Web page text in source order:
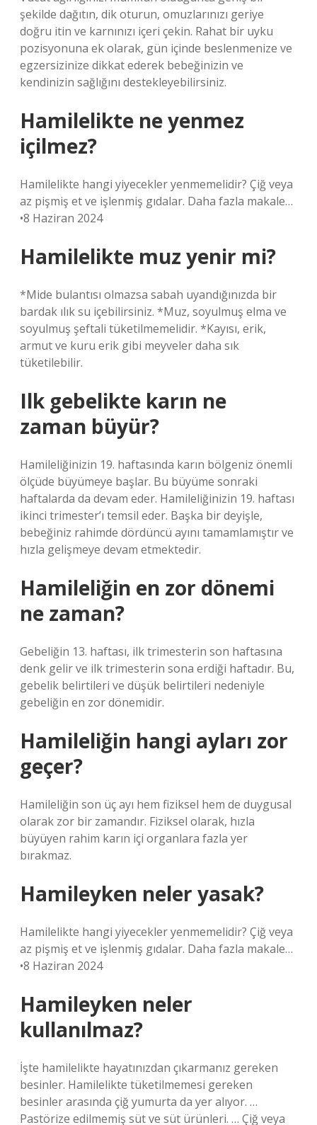
şekilde dağıtın, dik oturun, omuzlarınızı geriye
doğru itin ve karnınızı içeri çekin. Rahat bir uyku
pozisyonuna ek olarak, gün içinde beslenmenize ve
egzersizinize dikkat ederek bebeğinizin ve
kendinizin sağlığını destekleyebilirsiniz.
Hamilelikte ne yenmez
içilmez?
Hamilelikte hangi yiyecekler yenmemelidir? Çiğ veya
az pişmiş et ve işlenmiş gıdalar. Daha fazla makale…
•8 Haziran 2024
Hamilelikte muz yenir mi?
*Mide bulantısı olmazsa sabah uyandığınızda bir
bardak ılık su içebilirsiniz. *Muz, soyulmuş elma ve
soyulmuş şeftali tüketilmemelidir. *Kayısı, erik,
armut ve kuru erik gibi meyveler daha sık
tüketilebilir.
Ilk gebelikte karın ne
zaman büyür?
Hamileliğinizin 19. haftasında karın bölgeniz önemli
ölçüde büyümeye başlar. Bu büyüme sonraki
haftalarda da devam eder. Hamileliğinizin 19. haftası
ikinci trimester’ı temsil eder. Başka bir deyişle,
bebeğiniz rahimde dördüncü ayını tamamlamıştır ve
hızla gelişmeye devam etmektedir.
Hamileliğin en zor dönemi
ne zaman?
Gebeliğin 13. haftası, ilk trimesterin son haftasına
denk gelir ve ilk trimesterin sona erdiği haftadır. Bu,
gebelik belirtileri ve düşük belirtileri nedeniyle
gebeliğin en zor dönemidir.
Hamileliğin hangi ayları zor
geçer?
Hamileliğin son üç ayı hem fiziksel hem de duygusal
olarak zor bir zamandır. Fiziksel olarak, hızla
büyüyen rahim karın içi organlara fazla yer
bırakmaz.
Hamileyken neler yasak?
Hamilelikte hangi yiyecekler yenmemelidir? Çiğ veya
az pişmiş et ve işlenmiş gıdalar. Daha fazla makale…
•8 Haziran 2024
Hamileyken neler
kullanılmaz?
İşte hamilelikte hayatınızdan çıkarmanız gereken
besinler. Hamilelikte tüketilmemesi gereken
besinler arasında çiğ yumurta da yer alıyor. …
Pastörize edilmemiş süt ve süt ürünleri. … Çiğ veya